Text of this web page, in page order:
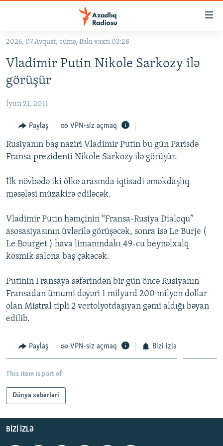
Əsas
qayıt
Əsas
naviqasiyaya
qayıt
KORRUPSIOMETR
#ƏSLINDƏ
FƏRQƏ BAX
QANUNI DOĞRU
ARAŞDIRMA
MULTIMEDIA
VIDEO
FOTOQALEREYA
İNFOQRAFIKA
KARIKATURA
RADIO ARXIV
OXU ZALI
AZƏRBAYCAN ƏDƏBIYYATI KITABXANASI
İSLAM VƏ DEMOKRATIYA
HAQQIMIZDA
MISSIYAMIZ
PEŞƏ ETIKASI VƏ JURNALISTIKA STANDARTLARIMIZ
AZADLIQRADIOSU MOBIL TELEFONUNUZDA
BIZIMLƏ ƏLAQƏ
XƏBƏR BÜLLETENLƏRIMIZ
BIZI IZLƏ
RFE/RL-in bütün saytları
2026, 07 Avqust, cümə, Bakı vaxtı 03:28
Vladimir Putin Nikole Sarkozy ilə
görüşür
İyun 21, 2011
Paylaş VPN-siz açmaq
Rusiyanın baş naziri Vladimir Putin bu gün Parisdə
Fransa prezidenti Nikole Sarkozy ilə görüşür.
İlk növbədə iki ölkə arasında iqtisadi əməkdaşlıq
məsələsi müzakirə ediləcək.
Vladimir Putin həmçinin “Fransa-Rusiya Dialoqu”
asosasiyasının üvlərilə görüşəcək, sonra isə Le Burje (
Le Bourget ) hava limanındakı 49-cu beynəlxalq
kosmik salona baş çəkəcək.
Putinin Fransaya səfərindən bir gün öncə Rusiyanın
Fransadan ümumi dəyəri 1 milyard 200 milyon dollar
olan Mistral tipli 2 vertolyotdaşıyan gəmi aldığı bəyan
edilib.
Paylaş VPN-siz açmaq Bizi izlə
This item is part of
Dünya xəbərləri
BIZI IZLƏ